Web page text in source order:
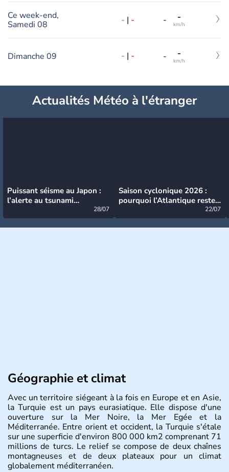
Ce week-end,
Samedi 08
- | - - -
km/h
Dimanche 09 - | - - -
km/h
Actualités Météo à l'étranger
Puissant séisme au Japon :
l’alerte au tsunami
28/07
Saison cyclonique 2026 :
pourquoi l’Atlantique reste
22/07
Géographie et climat
Avec un territoire siégeant à la fois en Europe et en Asie,
la Turquie est un pays eurasiatique. Elle dispose d'une
ouverture sur la Mer Noire, la Mer Egée et la
Méditerranée. Entre orient et occident, la Turquie s'étale
sur une superficie d'environ 800 000 km2 comprenant 71
millions de turcs. Le relief se compose de deux chaînes
montagneuses et de deux plateaux pour un climat
globalement méditerranéen.